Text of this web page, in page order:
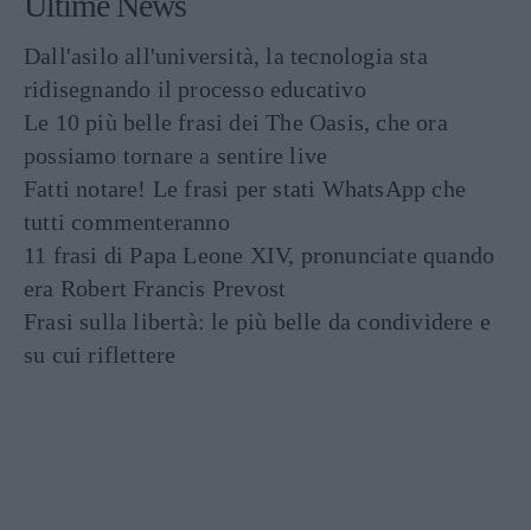
Dall'asilo all'università, la tecnologia sta
ridisegnando il processo educativo
Le 10 più belle frasi dei The Oasis, che ora
possiamo tornare a sentire live
Fatti notare! Le frasi per stati WhatsApp che
tutti commenteranno
11 frasi di Papa Leone XIV, pronunciate quando
era Robert Francis Prevost
Frasi sulla libertà: le più belle da condividere e
su cui riflettere